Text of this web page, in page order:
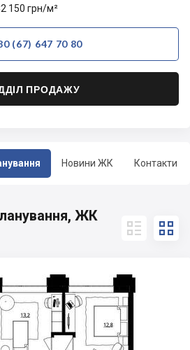
Новини ЖК Контакти
150 грн/м²
(67) 647 70 80
ПРОДАЖУ
ЖК
 